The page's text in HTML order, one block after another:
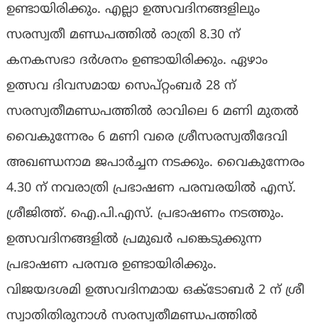
ഉണ്ടായിരിക്കും. എല്ലാ ഉത്സവദിനങ്ങളിലും
സരസ്വതീ മണ്ഡപത്തിൽ രാത്രി 8.30 ന്
കനകസഭാ ദർശനം ഉണ്ടായിരിക്കും. ഏഴാം
ഉത്സവ ദിവസമായ സെപ്റ്റംബർ 28 ന്
സരസ്വതീമണ്ഡപത്തിൽ രാവിലെ 6 മണി മുതൽ
വൈകുന്നേരം 6 മണി വരെ ശ്രീസരസ്വതീദേവി
അഖണ്ഡനാമ ജപാർച്ചന നടക്കും. വൈകുന്നേരം
4.30 ന് നവരാത്രി പ്രഭാഷണ പരമ്പരയിൽ എസ്.
ശ്രീജിത്ത്. ഐ.പി.എസ്. പ്രഭാഷണം നടത്തും.
ഉത്സവദിനങ്ങളിൽ പ്രമുഖർ പങ്കെടുക്കുന്ന
പ്രഭാഷണ പരമ്പര ഉണ്ടായിരിക്കും.
വിജയദശമി ഉത്സവദിനമായ ഒക്ടോബർ 2 ന് ശ്രീ
സ്വാതിതിരുനാൾ സരസ്വതീമണ്ഡപത്തിൽ